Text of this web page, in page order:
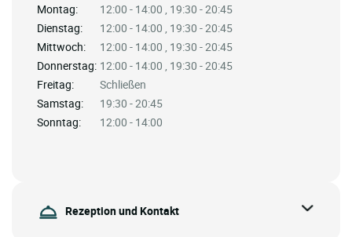
Montag:
12:00 - 14:00 , 19:30 - 20:45
Dienstag:
12:00 - 14:00 , 19:30 - 20:45
Mittwoch:
12:00 - 14:00 , 19:30 - 20:45
Donnerstag: 12:00 - 14:00 , 19:30 - 20:45
Freitag:
Schließen
Samstag:
19:30 - 20:45
Sonntag:
12:00 - 14:00
Rezeption und Kontakt